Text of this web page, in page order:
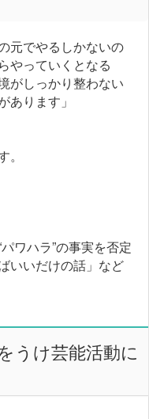
元でやるしかないの
やっていくとなる
がしっかり整わない
あります」
ワハラ”の事実を否定
いいだけの話」など
うけ芸能活動に